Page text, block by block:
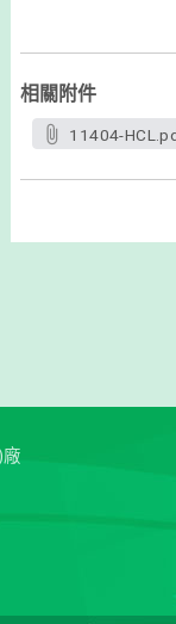
相關附件
11404-
廠